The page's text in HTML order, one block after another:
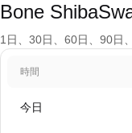
Bone
1日、30日、60日、90日
時間
今日